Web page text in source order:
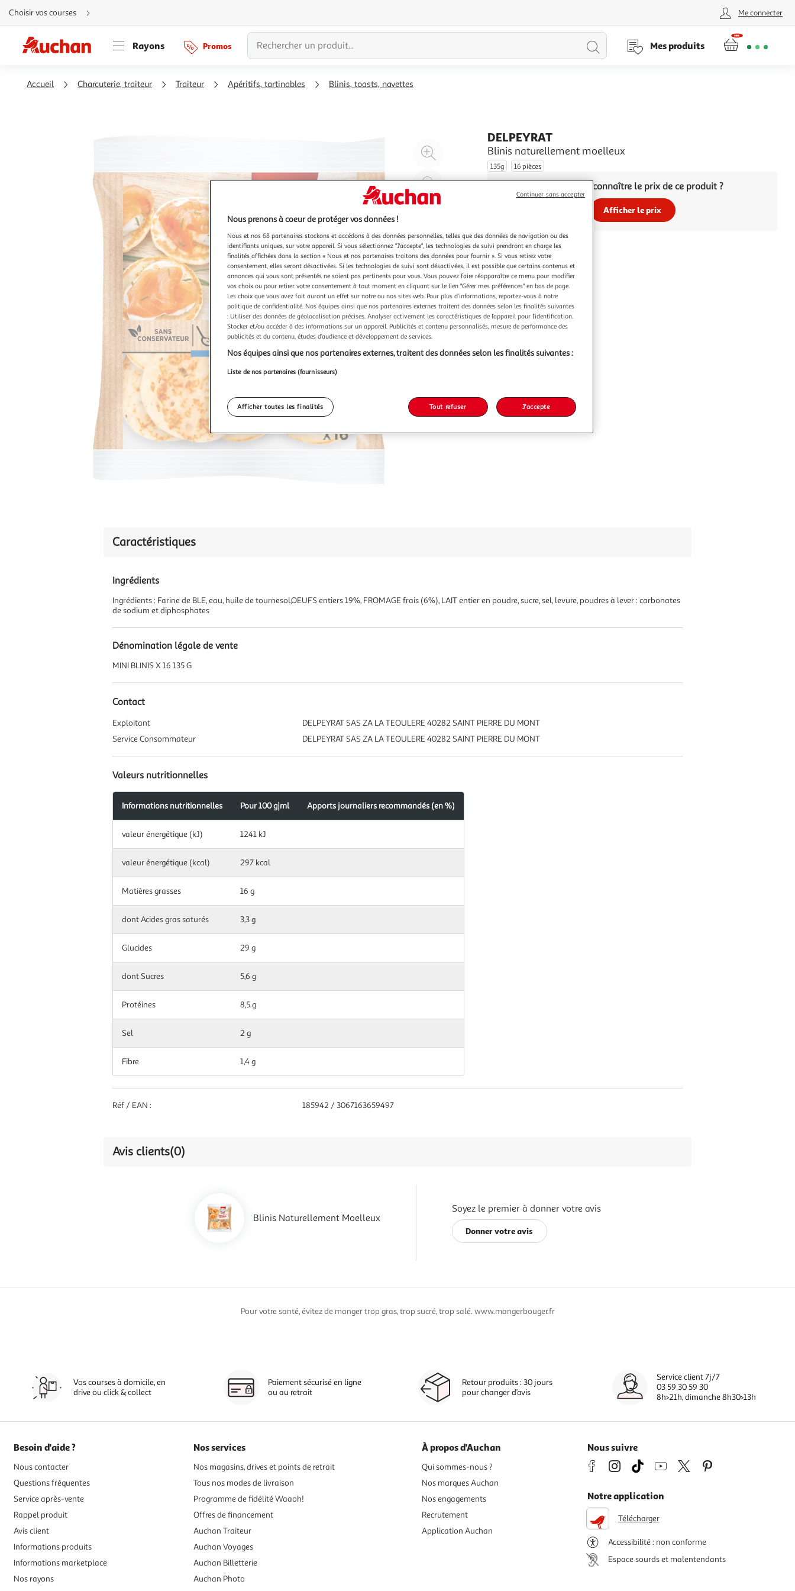
Aller
directement
au
Aller
directement
à
Aller
directement
Choisir vos courses Me connecter
Rayons Promos
Lancer
Mes produits
Accueil Charcuterie, traiteur Traiteur Apéritifs, tartinables Blinis, toasts, navettes
Agrandir
l'illustration
à
200%
Réduire
l'illustration
%
produit
DELPEYRAT
Blinis naturellement moelleux
135g 16 pièces
Vous voulez connaître le prix de ce produit ?
Afficher le prix
Caractéristiques
Ingrédients
Ingrédients : Farine de BLE, eau, huile de tournesol,OEUFS entiers 19%, FROMAGE frais (6%), LAIT entier en poudre, sucre, sel, levure, poudres à lever : carbonates
de sodium et diphosphates
Dénomination légale de vente
MINI BLINIS X 16 135 G
Contact
Exploitant
DELPEYRAT SAS ZA LA TEOULERE 40282 SAINT PIERRE DU MONT
Service Consommateur
DELPEYRAT SAS ZA LA TEOULERE 40282 SAINT PIERRE DU MONT
Valeurs nutritionnelles
nutritionnelles
pour
g|ml
Informations nutritionnelles Pour 100 g|ml Apports journaliers recommandés (en %)
valeur énergétique (kJ) 1241 kJ
valeur énergétique (kcal) 297 kcal
Matières grasses 16 g
dont Acides gras saturés 3,3 g
Glucides 29 g
dont Sucres 5,6 g
Protéines 8,5 g
Sel 2 g
Fibre 1,4 g
Réf / EAN : 185942 / 3067163659497
Avis clients(0)
Blinis Naturellement Moelleux
Soyez le premier à donner votre avis
Donner votre avis
Pour votre santé, évitez de manger trop gras, trop sucré, trop salé. www.mangerbouger.fr
Vos courses à domicile, en
drive ou click & collect
Paiement sécurisé en ligne
ou au retrait
Retour produits : 30 jours
pour changer d’avis
Service client 7j/7
03 59 30 59 30
8h>21h, dimanche 8h30>13h
Besoin d'aide ?
Nous contacter
Questions fréquentes
Service après-vente
Rappel produit
Avis client
Informations produits
Informations marketplace
Nos rayons
Nos services
Nos magasins, drives et points de retrait
Tous nos modes de livraison
Programme de fidélité Waaoh!
Offres de financement
Auchan Traiteur
Auchan Voyages
Auchan Billetterie
Auchan Photo
À propos d'Auchan
Qui sommes-nous ?
Nos marques Auchan
Nos engagements
Recrutement
Application Auchan
Nous suivre
Notre application
Télécharger
Accessibilité : non conforme
Espace sourds et malentendants
Nous prenons à coeur de protéger vos données !
Nous et nos 68 partenaires stockons et accédons à des données personnelles, telles que des données de navigation ou des
identifiants uniques, sur votre appareil. Si vous sélectionnez "J'accepte", les technologies de suivi prendront en charge les
finalités affichées dans la section « Nous et nos partenaires traitons des données pour fournir ». Si vous retirez votre
consentement, elles seront désactivées. Si les technologies de suivi sont désactivées, il est possible que certains contenus et
annonces qui vous sont présentés ne soient pas pertinents pour vous. Vous pouvez faire réapparaître ce menu pour modifier
vos choix ou pour retirer votre consentement à tout moment en cliquant sur le lien "Gérer mes préférences" en bas de page.
Les choix que vous avez fait auront un effet sur notre ou nos sites web. Pour plus d’informations, reportez-vous à notre
politique de confidentialité. Nos équipes ainsi que nos partenaires externes traitent des données selon les finalités suivantes
: Utiliser des données de géolocalisation précises. Analyser activement les caractéristiques de l’appareil pour l’identification.
Stocker et/ou accéder à des informations sur un appareil. Publicités et contenu personnalisés, mesure de performance des
publicités et du contenu, études d’audience et développement de services.
Nos équipes ainsi que nos partenaires externes, traitent des données selon les finalités suivantes :
Liste de nos partenaires (fournisseurs)
Afficher toutes les finalités Tout refuser J'accepte
Continuer sans accepter